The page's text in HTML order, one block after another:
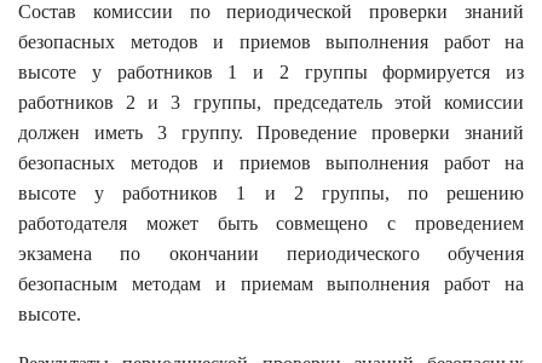
Состав комиссии по периодической проверки знаний
безопасных методов и приемов выполнения работ на
высоте у работников 1 и 2 группы формируется из
работников 2 и 3 группы, председатель этой комиссии
должен иметь 3 группу. Проведение проверки знаний
безопасных методов и приемов выполнения работ на
высоте у работников 1 и 2 группы, по решению
работодателя может быть совмещено с проведением
экзамена по окончании периодического обучения
безопасным методам и приемам выполнения работ на
высоте.